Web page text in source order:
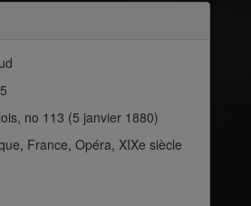
no 113 (5 janvier 1880)
France, Opéra, XIXe siècle